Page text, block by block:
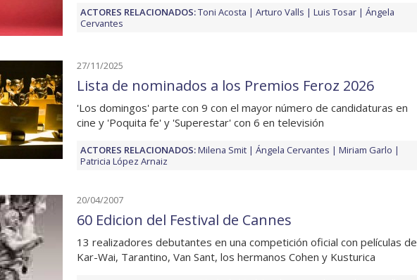
ACTORES RELACIONADOS:Toni Acosta Arturo Valls Luis Tosar
Ángela
Cervantes
27/11/2025
Lista de nominados a los Premios Feroz 2026
'Los domingos' parte con 9 con el mayor número de candidaturas en
cine y 'Poquita fe' y 'Superestar' con 6 en televisión
ACTORES RELACIONADOS:Milena Smit Ángela Cervantes
Miriam Garlo
Patricia López Arnaiz
20/04/2007
60 Edicion del Festival de Cannes
13 realizadores debutantes en una competición oficial con películas de
Kar-Wai, Tarantino, Van Sant, los hermanos Cohen y Kusturica